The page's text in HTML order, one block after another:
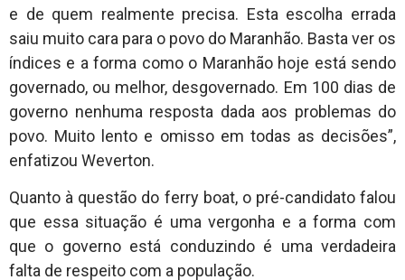
e de quem realmente precisa. Esta escolha errada
saiu muito cara para o povo do Maranhão. Basta ver os
índices e a forma como o Maranhão hoje está sendo
governado, ou melhor, desgovernado. Em 100 dias de
governo nenhuma resposta dada aos problemas do
povo. Muito lento e omisso em todas as decisões”,
enfatizou Weverton.
Quanto à questão do ferry boat, o pré-candidato falou
que essa situação é uma vergonha e a forma com
que o governo está conduzindo é uma verdadeira
falta de respeito com a população.